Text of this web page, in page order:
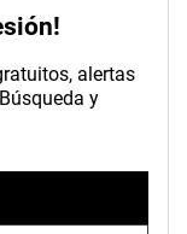
alertas
y